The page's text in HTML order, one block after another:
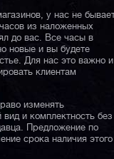
у нас не
из наложенных
до вас. Все часы в
новые и вы будете
Для нас это важно и
клиентам
изменять
и комплектность без
Предложение по
срока наличия этого